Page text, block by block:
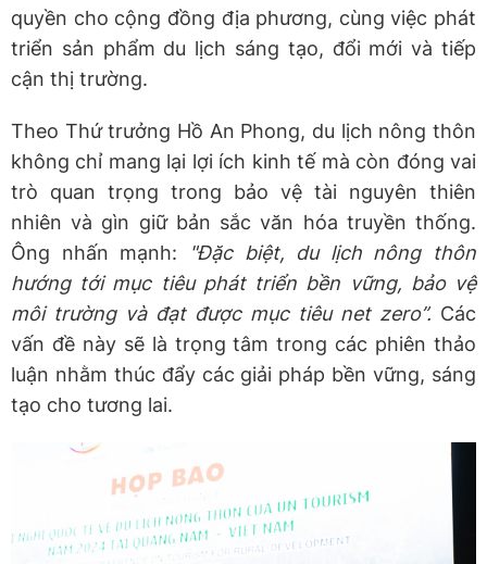
quyền cho cộng đồng địa phương, cùng việc phát
triển sản phẩm du lịch sáng tạo, đổi mới và tiếp
cận thị trường.
Theo Thứ trưởng Hồ An Phong, du lịch nông thôn
không chỉ mang lại lợi ích kinh tế mà còn đóng vai
trò quan trọng trong bảo vệ tài nguyên thiên
nhiên và gìn giữ bản sắc văn hóa truyền thống.
Ông nhấn mạnh:
"Đặc biệt, du lịch nông thôn
hướng tới mục tiêu phát triển bền vững, bảo vệ
môi trường và đạt được mục tiêu netzero”. Các
vấn đề này sẽ là trọng tâm trong các phiên thảo
luận nhằm thúc đẩy các giải pháp bền vững, sáng
tạo cho tương lai.